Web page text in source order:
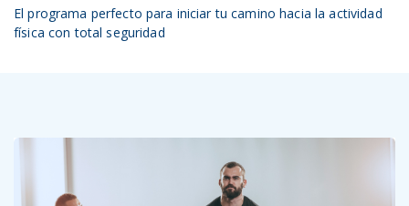
El programa perfecto para iniciar tu camino hacia la actividad
física con total seguridad